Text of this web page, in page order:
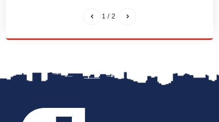
1 / 2